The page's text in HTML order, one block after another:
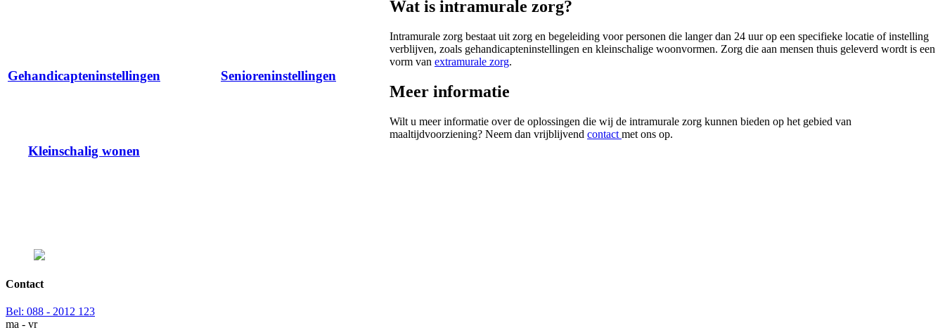
Gehandicapteninstellingen Senioreninstellingen
Kleinschalig wonen
Wat is intramurale zorg?
Intramurale zorg bestaat uit zorg en begeleiding voor personen die langer dan 24 uur op een specifieke locatie of instelling
verblijven, zoals gehandicapteninstellingen en kleinschalige woonvormen. Zorg die aan mensen thuis geleverd wordt is een
vorm van extramurale zorg.
Meer informatie
Wilt u meer informatie over de oplossingen die wij de intramurale zorg kunnen bieden op het gebied van
maaltijdvoorziening? Neem dan vrijblijvend contact met ons op.
Contact
Bel: 088 - 2012 123
ma - vr